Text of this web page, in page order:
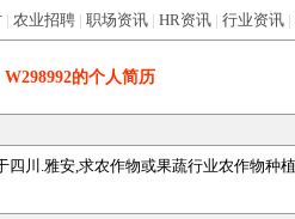
| 农业招聘 | 职场资讯 | HR资讯 | 行业资讯 |
W298992的个人简历
四川.雅安,求农作物或果蔬行业农作物种